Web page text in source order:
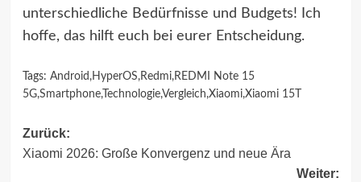
unterschiedliche Bedürfnisse und Budgets! Ich
hoffe, das hilft euch bei eurer Entscheidung.
Tags: Android ,HyperOS,Redmi,REDMI Note 15
5G,Smartphone,Technologie,Vergleich,Xiaomi,Xiaomi 15T
Beitragsnavigation
Zurück:
Xiaomi 2026: Große Konvergenz und neue Ära
Weiter: